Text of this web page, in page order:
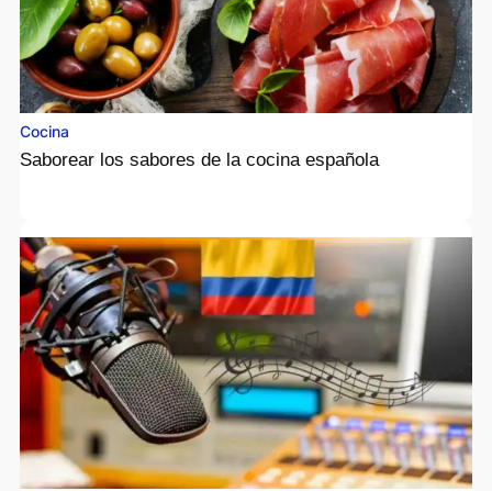
Cocina
Saborear los sabores de la cocina española